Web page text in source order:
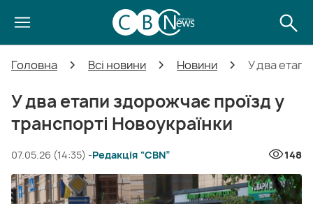
Головна Всі новини Новини У два
У два етапи здорожчає проїзд у
транспорті Новоукраїнки
07.05.26 (14:35) -Редакція “CBN” 148